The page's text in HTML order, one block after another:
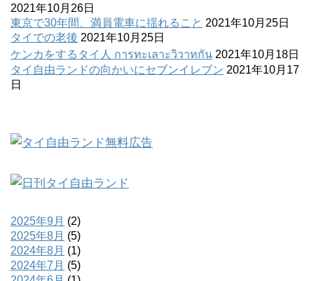
2021年10月26日
東京で30年間、満員電車に揺れること 2021年10月25日
タイでの老後 2021年10月25日
ケンカをするタイ人 การทะเลาะวิวาทกัน 2021年10月18日
タイ自由ランドの向かいにセブンイレブン 2021年10月17
日
2025年9月 (2)
2025年8月 (5)
2024年8月 (1)
2024年7月 (5)